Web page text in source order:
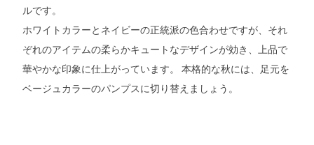
ルです。
ホワイトカラーとネイビーの正統派の色合わせですが、それ
ぞれのアイテムの柔らかキュートなデザインが効き、上品で
華やかな印象に仕上がっています。 本格的な秋には、足元を
ベージュカラーのパンプスに切り替えましょう。